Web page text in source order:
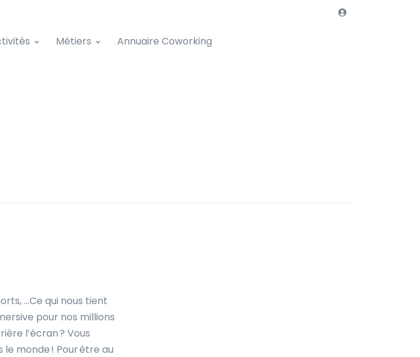
Métiers Annuaire Coworking
…Ce qui nous tient
pour nos millions
l’écran ? Vous
monde ! Pour être au